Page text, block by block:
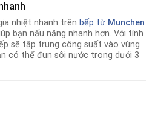
nhiệt nhanh trênbếp từ Munchen
bạn nấu năng nhanh hơn. Với tính
sẽ tập trung công suất vào vùng
có thể đun sôi nước trong dưới 3